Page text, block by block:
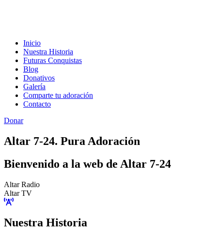
Inicio
Nuestra Historia
Futuras Conquistas
Blog
Donativos
Galería
Comparte tu adoración
Contacto
Donar
Altar 7-24. Pura Adoración
Bienvenido a la web de Altar 7-24
Altar Radio
Altar TV
Nuestra Historia